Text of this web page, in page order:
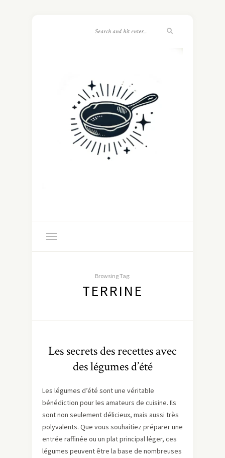
Browsing Tag:
TERRINE
Les secrets des recettes avec
des légumes d’été
Les légumes d’été sont une véritable
bénédiction pour les amateurs de cuisine. Ils
sont non seulement délicieux, mais aussi très
polyvalents. Que vous souhaitiez préparer une
entrée raffinée ou un plat principal léger, ces
légumes peuvent être la base de nombreuses